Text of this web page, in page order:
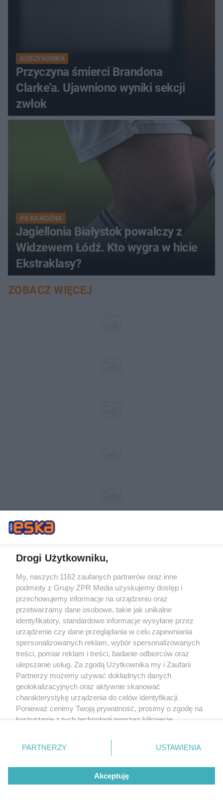
KOSZYKÓWKA
Przyczyna śmierci Brandona
Clarke'a. Ujawniono wyniki sekcji
zwłok
PIŁKA NOŻNA
Jagiellonia Białystok powalczy z
Widzewem Łódź. Kto wygra w hicie
Ekstraklasy?
ZOBACZ WIĘCEJ
Żaden utwór zamieszczony w serwisie nie może być powielany i
rozpowszechniany lub dalej rozpowszechniany w jakikolwiek sposób (w
tym także elektroniczny lub mechaniczny) na jakimkolwiek polu
eksploatacji w jakiejkolwiek formie, włącznie z umieszczaniem w Internecie
bez pisemnej zgody właściciela praw. Jakiekolwiek użycie lub
wykorzystanie utworów w całości lub w części z naruszeniem prawa, tzn.
bez właściwej zgody, jest zabronione pod groźbą kary i może być ścigane
prawnie.
O nas
Drogi Użytkowniku,
My, naszych 1162 zaufanych partnerów oraz inne
podmioty z Grupy ZPR Media uzyskujemy dostęp i
przechowujemy informacje na urządzeniu oraz
przetwarzamy dane osobowe, takie jak unikalne
identyfikatory, standardowe informacje wysyłane przez
urządzenie czy dane przeglądania w celu zapewniania
spersonalizowanych reklam, wybór spersonalizowanych
treści, pomiar reklam i treści, badanie odbiorców oraz
ulepszanie usług. Za zgodą Użytkownika my i Zaufani
Partnerzy możemy używać dokładnych danych
geolokalizacyjnych oraz aktywnie skanować
charakterystykę urządzenia do celów identyfikacji.
Ponieważ cenimy Twoją prywatność, prosimy o zgodę na
korzystanie z tych technologii poprzez kliknięcie
zmienić/wycofać klikając przycisk ustawień prywatności
znajdujący się w lewym dolnym rogu strony
rodzaje przetwarzania danych nie wymagają zgody
użytkownika, ale masz prawo sprzeciwić się takiemu
przetwarzaniu. Preferencje będą miały zastosowanie tylko
PARTNERZY USTAWIENIA
Akceptuję